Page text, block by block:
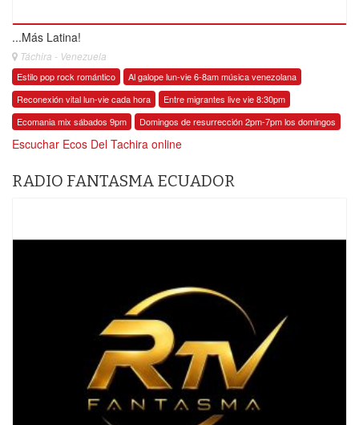
...Más Latina!
Táchira - Venezuela
Estilo pop rock romántico
Al galope lun-vie 6-8am música venezolana
Reconexión vital lun-vie cada hora
Entre migrantes live vie 8:30pm
Ecomania mix sábados 9pm
Domingos de resurrección 2pm-7pm los domingos
Escuchar Ecos Del Tachira online
RADIO FANTASMA ECUADOR